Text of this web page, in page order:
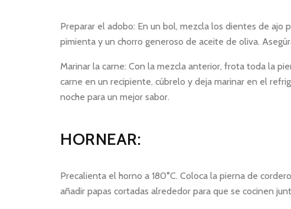
Preparar el adobo: En un bol, mezcla los dientes de ajo
pimienta y un chorro generoso de aceite de oliva.
Marinar la carne: Con la mezcla anterior, frota toda la
carne en un recipiente, cúbrelo y deja marinar en el
noche para un mejor sabor.
HORNEAR:
Precalienta el horno a 180°C. Coloca la pierna de
añadir papas cortadas alrededor para que se cocinen